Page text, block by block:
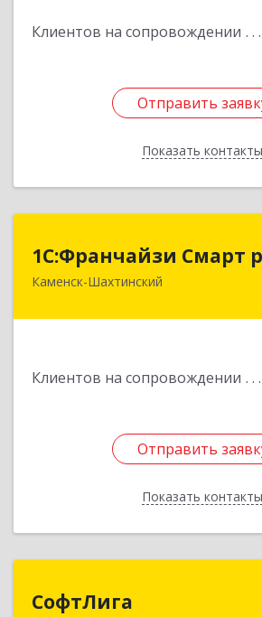
Клиентов на сопровождении
Отправить
Показать контакты
Отправить
Назад
1С:Франчайзи Смарт
Каменск-Шахтинский
Клиентов на сопровождении
Отправить
Показать контакты
1С:Франчайзи
347800, Ростовская обл,
Отправить
Назад
СофтЛига